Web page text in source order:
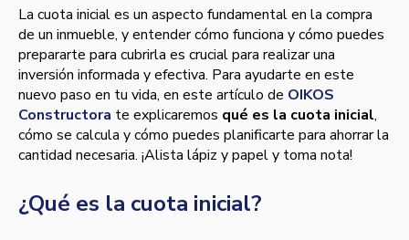
La cuota inicial es un aspecto fundamental en la compra
de un inmueble, y entender cómo funciona y cómo puedes
prepararte para cubrirla es crucial para realizar una
inversión informada y efectiva. Para ayudarte en este
nuevo paso en tu vida, en este artículo de OIKOS
Constructora te explicaremos qué es la cuota inicial,
cómo se calcula y cómo puedes planificarte para ahorrar la
cantidad necesaria. ¡Alista lápiz y papel y toma nota!
¿Qué es la cuota inicial?